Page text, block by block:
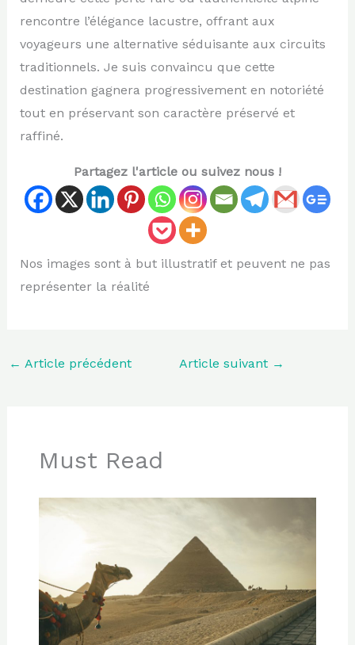
rencontre l’élégance lacustre, offrant aux
voyageurs une alternative séduisante aux circuits
traditionnels. Je suis convaincu que cette
destination gagnera progressivement en notoriété
tout en préservant son caractère préservé et
raffiné.
Partagez l'article ou suivez nous !
Nos images sont à but illustratif et peuvent ne pas
représenter la réalité
← Article précédent Article suivant →
Must Read